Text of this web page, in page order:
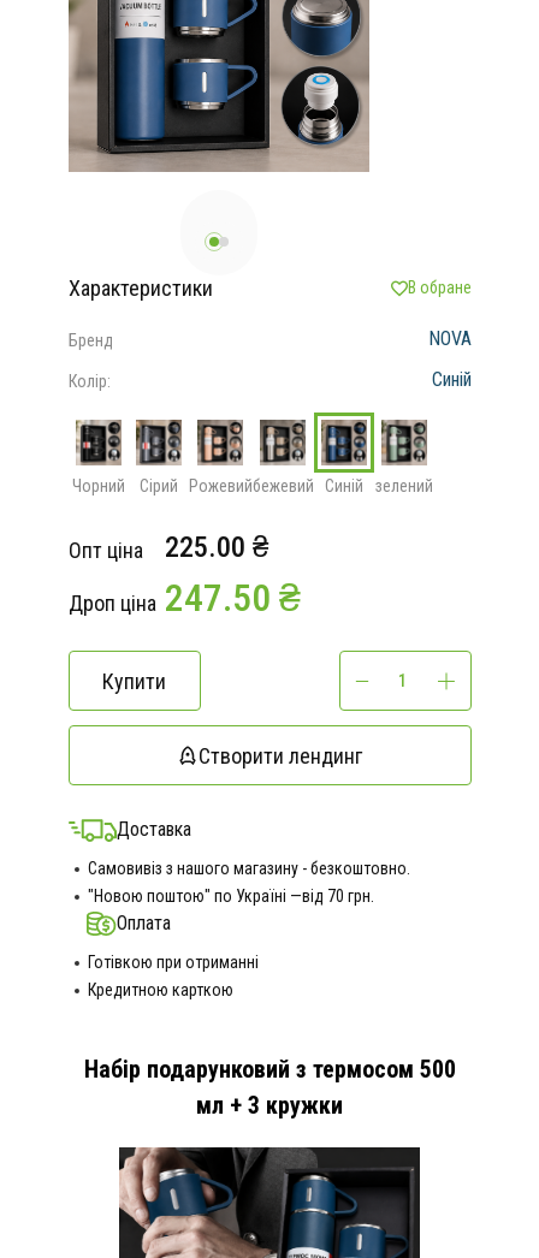
Характеристики В обране
Бренд NOVA
Колір: Синій
Чорний Сірий Рожевийбежевий Синій зелений
Опт ціна 225.00 ₴
Дроп ціна 247.50 ₴
Купити
Створити лендинг
Доставка
Самовивіз з нашого магазину - безкоштовно.
"Новою поштою" по Україні —від 70 грн.
Оплата
Готівкою при отриманні
Кредитною карткою
Набір подарунковий з термосом 500
мл + 3 кружки